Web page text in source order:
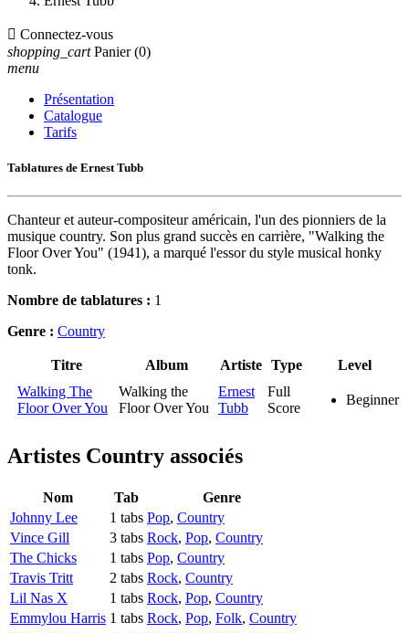
 Connectez-vous
shopping_cart Panier (0)
menu
Présentation
Catalogue
Tarifs
Tablatures de Ernest Tubb
Chanteur et auteur-compositeur américain, l'un des pionniers de la
musique country. Son plus grand succès en carrière, "Walking the
Floor Over You" (1941), a marqué l'essor du style musical honky
tonk.
Nombre de tablatures : 1
Genre : Country
Titre Album Artiste Type
Level
Walking The
Floor Over You
Walking the
Floor Over You
Ernest
Tubb
Full
Score
Beginner
Artistes Country associés
Nom Tab
Genre
Johnny Lee
1 tabs Pop, Country
Vince Gill
3 tabs Rock, Pop, Country
The Chicks
1 tabs Pop, Country
Travis Tritt
2 tabs Rock, Country
Lil Nas X
1 tabs Rock, Pop, Country
Emmylou Harris 1 tabs Rock, Pop, Folk, Country